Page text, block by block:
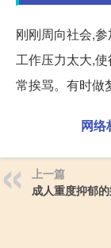
刚刚周向社会,
工作压力太大,
常挨骂。有时做
网络
上一篇
成人重度抑郁